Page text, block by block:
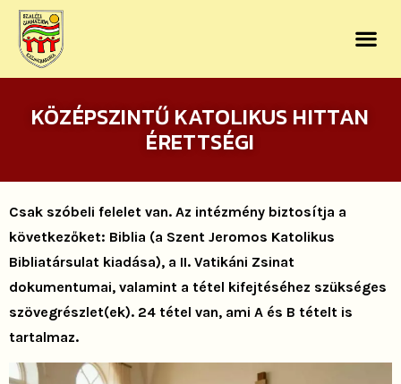
KÖZÉPSZINTŰ KATOLIKUS HITTAN
ÉRETTSÉGI
Csak szóbeli felelet van. Az intézmény biztosítja a
következőket: Biblia (a Szent Jeromos Katolikus
Bibliatársulat kiadása), a II. Vatikáni Zsinat
dokumentumai, valamint a tétel kifejtéséhez szükséges
szövegrészlet(ek). 24 tétel van, ami A és B tételt is
tartalmaz.